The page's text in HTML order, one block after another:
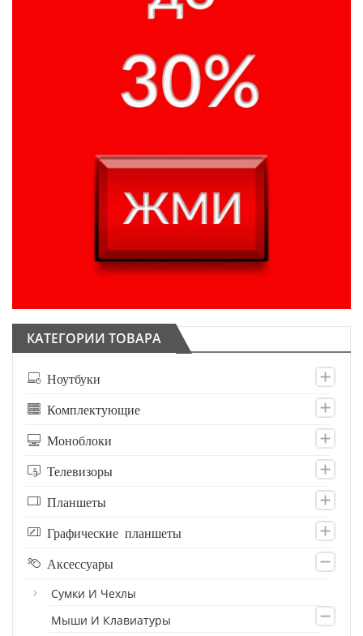
КАТЕГОРИИ ТОВАРА
Ноутбуки
Комплектующие
Моноблоки
Телевизоры
Планшеты
Графические планшеты
Аксессуары
Сумки И Чехлы
Мыши И Клавиатуры